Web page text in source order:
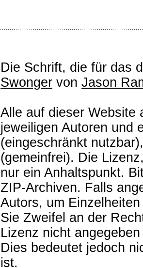
Die Schrift, die für das
Swonger von Jason
Alle auf dieser Website
jeweiligen Autoren und
(eingeschränkt
(gemeinfrei). Die
nur ein Anhaltspunkt.
ZIP-Archiven. Falls
Autors, um
Sie Zweifel an der
Lizenz nicht
Dies bedeutet jedoch
ist.